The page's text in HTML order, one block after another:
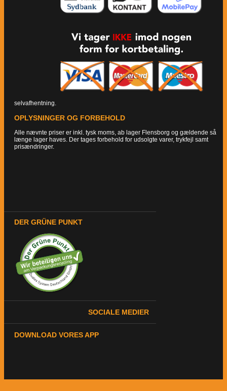
selvafhentning.
OPLYSNINGER OG FORBEHOLD
Alle nævnte priser er inkl. tysk moms, ab lager Flensborg og gældende så
længe lager haves. Der tages forbehold for udsolgte varer, trykfejl samt
prisændringer.
DER GRÜNE PUNKT
SOCIALE MEDIER
DOWNLOAD VORES APP